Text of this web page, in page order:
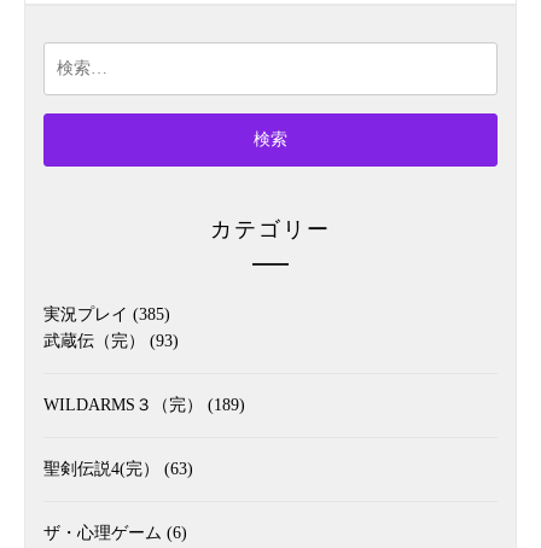
索:
カテゴリー
実況プレイ (385)
武蔵伝（完）
(93)
WILDARMS３（完） (189)
聖剣伝説4(完） (63)
ザ・心理ゲーム (6)